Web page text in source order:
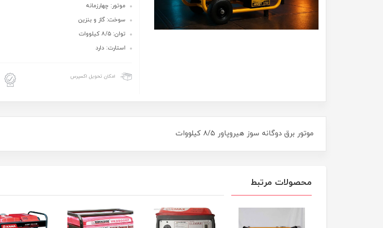
موتور: چهارزمانه
سوخت: گاز و بنزین
توان: ۸/۵ کیلووات
استارت: دارد
امکان تحویل اکسپرس
​​​​موتور برق دوگانه سوز هیروپاور ۸/۵ کیلووات
محصولات مرتبط